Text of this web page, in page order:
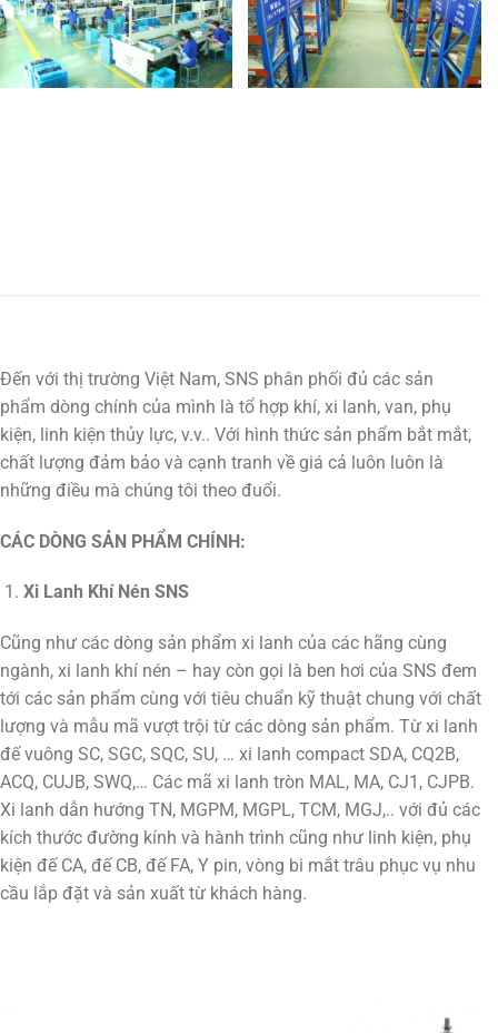
Đến với thị trường Việt Nam, SNS phân phối đủ các sản
phẩm dòng chính của mình là tổ hợp khí, xi lanh, van, phụ
kiện, linh kiện thủy lực, v.v.. Với hình thức sản phẩm bắt mắt,
chất lượng đảm bảo và cạnh tranh về giá cả luôn luôn là
những điều mà chúng tôi theo đuổi.
CÁC DÒNG SẢN PHẨM CHÍNH:
Xi Lanh Khí Nén SNS
Cũng như các dòng sản phẩm xi lanh của các hãng cùng
ngành, xi lanh khí nén – hay còn gọi là ben hơi của SNS đem
tới các sản phẩm cùng với tiêu chuẩn kỹ thuật chung với chất
lượng và mẫu mã vượt trội từ các dòng sản phẩm. Từ xi lanh
đế vuông SC, SGC, SQC, SU, … xi lanh compact SDA, CQ2B,
ACQ, CUJB, SWQ,… Các mã xi lanh tròn MAL, MA, CJ1, CJPB.
Xi lanh dẫn hướng TN, MGPM, MGPL, TCM, MGJ,.. với đủ các
kích thước đường kính và hành trình cũng như linh kiện, phụ
kiện đế CA, đế CB, đế FA, Y pin, vòng bi mắt trâu phục vụ nhu
cầu lắp đặt và sản xuất từ khách hàng.